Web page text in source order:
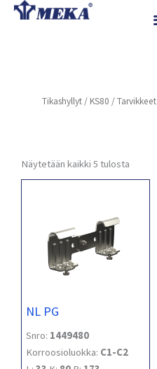
Siirry
Referenssit
Yhteystiedot
Tikashyllyt / KS80 /Tarvikkeet
Näytetään kaikki 5 tulosta
NL PG
Snro: 1449480
Korroosioluokka: C1-C2